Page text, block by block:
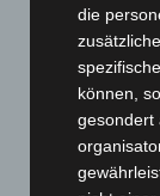
Leserbriefe
Menschen
Über uns
die
können,
gesondert